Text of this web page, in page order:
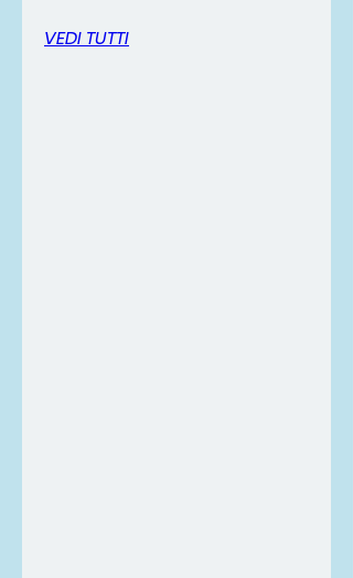
VEDI TUTTI